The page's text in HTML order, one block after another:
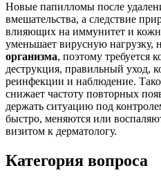
Новые папилломы после
вмешательства, а следствие
влияющих на иммунитет и
уменьшает вирусную нагрузку,
организма, поэтому требуется
деструкция, правильный уход,
реинфекции и наблюдение.
снижает частоту повторных
держать ситуацию под
быстро, меняются или
визитом к дерматологу.
Категория вопроса